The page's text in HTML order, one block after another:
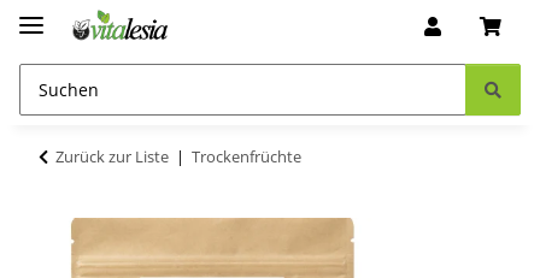
Zurück zur Liste Trockenfrüchte